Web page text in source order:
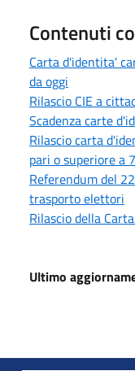
Contenuti
Carta d'identita'
da oggi
Rilascio CIE a
Scadenza carte
Rilascio carta
pari o superiore a
Referendum del
trasporto elettori
Rilascio della
Ultimo